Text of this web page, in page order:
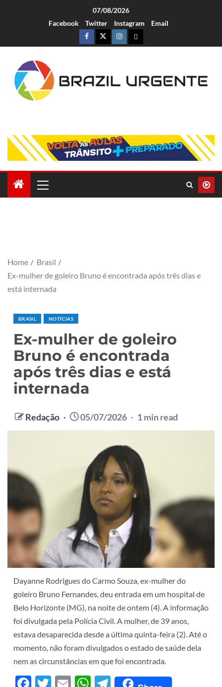
07/08/2026
Facebook
Twitter Instagram Email
Home
Brasil
Ex-mulher de goleiro Bruno é encontrada após três dias e
está internada
BRASIL NOTÍCIAS
Ex-mulher de goleiro
Bruno é encontrada
após três dias e está
internada
Redação 05/07/2026 1 min read
Dayanne Rodrigues do Carmo Souza, ex-mulher do
goleiro Bruno Fernandes, deu entrada em um hospital de
Belo Horizonte (MG), na noite de ontem (4). A informação
foi divulgada pela Polícia Civil. A mulher, de 39 anos,
estava desaparecida desde a última quinta-feira (2). Até o
momento, não foram divulgados o estado de saúde dela
nem as circunstâncias em que foi encontrada.